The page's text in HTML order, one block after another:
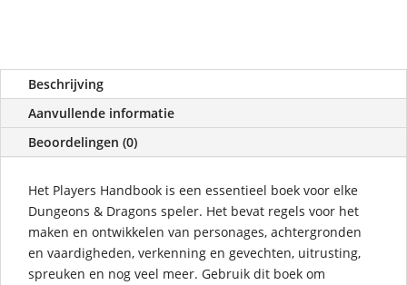
Beschrijving
Aanvullende informatie
Beoordelingen (0)
Het Players Handbook is een essentieel boek voor elke
Dungeons & Dragons speler. Het bevat regels voor het
maken en ontwikkelen van personages, achtergronden
en vaardigheden, verkenning en gevechten, uitrusting,
spreuken en nog veel meer. Gebruik dit boek om